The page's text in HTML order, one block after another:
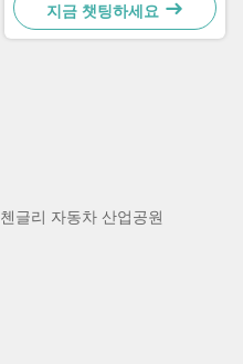
지금 챗팅하세요
글리 자동차 산업공원